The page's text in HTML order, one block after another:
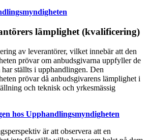
lämplighet (kvalificering)
av leverantörer, vilket innebär att den
prövar om anbudsgivarna uppfyller de
ställts i upphandlingen. Den
prövar då anbudsgivarens lämplighet i
och teknisk och yrkesmässig
hos Upphandlingsmyndigheten
är att observera att en